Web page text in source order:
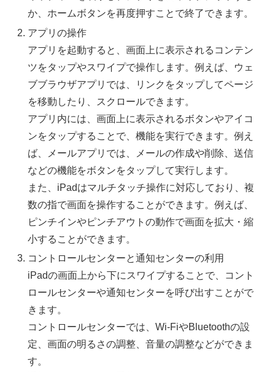
か、ホームボタンを再度押すことで終了できます。
アプリの操作
アプリを起動すると、画面上に表示されるコンテン
ツをタップやスワイプで操作します。例えば、ウェ
ブブラウザアプリでは、リンクをタップしてページ
を移動したり、スクロールできます。
アプリ内には、画面上に表示されるボタンやアイコ
ンをタップすることで、機能を実行できます。例え
ば、メールアプリでは、メールの作成や削除、送信
などの機能をボタンをタップして実行します。
また、iPadはマルチタッチ操作に対応しており、複
数の指で画面を操作することができます。例えば、
ピンチインやピンチアウトの動作で画面を拡大・縮
小することができます。
コントロールセンターと通知センターの利用
iPadの画面上から下にスワイプすることで、コント
ロールセンターや通知センターを呼び出すことがで
きます。
コントロールセンターでは、Wi-FiやBluetoothの設
定、画面の明るさの調整、音量の調整などができま
す。